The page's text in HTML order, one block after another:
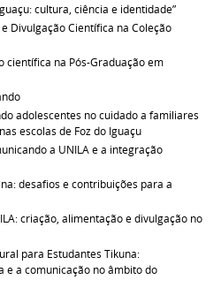
cultura, ciência e identidade”
Divulgação Científica na Coleção
científica na Pós-Graduação em
adolescentes no cuidado a familiares
escolas de Foz do Iguaçu
a UNILA e a integração
desafios e contribuições para a
criação, alimentação e divulgação no
para Estudantes Tikuna:
e a comunicação no âmbito do